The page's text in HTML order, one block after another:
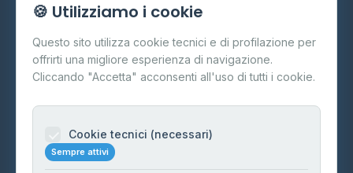
Cos'è il GPL
FAQ
Contatti
Informazioni legali
🍪 Utilizziamo i cookie
Questo sito utilizza cookie tecnici e di profilazione per
offrirti una migliore esperienza di navigazione.
Cliccando "Accetta" acconsenti all'uso di tutti i cookie.
Cookie tecnici (necessari)
Sempre attivi